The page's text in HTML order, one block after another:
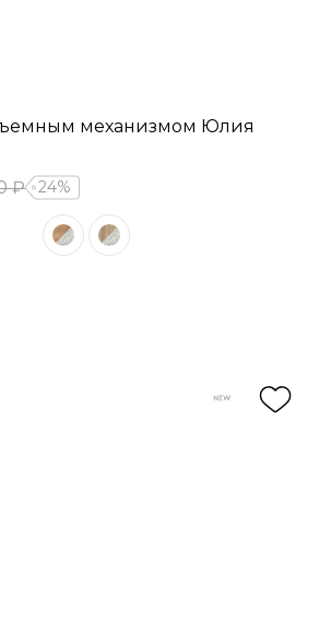
механизмом Юлия
₽ 24%